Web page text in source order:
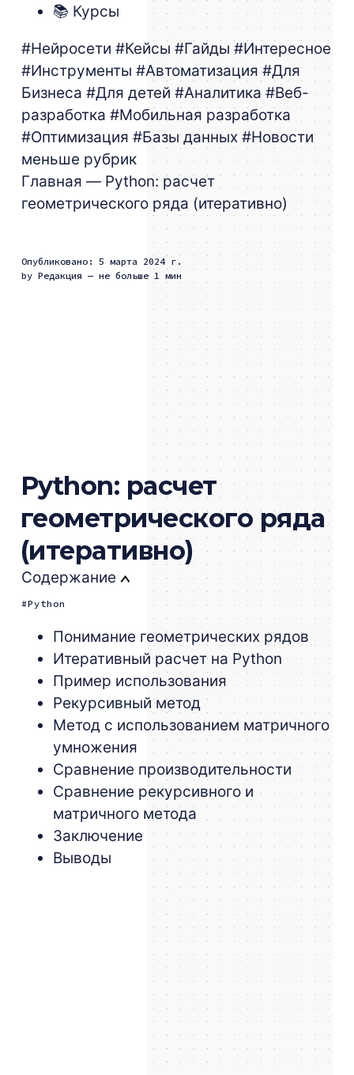
📚 Курсы
#Нейросети #Кейсы #Гайды #Интересное
#Инструменты #Автоматизация #Для
Бизнеса #Для детей #Аналитика #Веб-
разработка #Мобильная разработка
#Оптимизация #Базы данных #Новости
меньше рубрик
Главная — Python: расчет
геометрического ряда (итеративно)
Опубликовано: 5 марта 2024 г.
by Редакция — не больше 1 мин
Python: расчет
геометрического ряда
(итеративно)
Содержание
Python
Понимание геометрических рядов
Итеративный расчет на Python
Пример использования
Рекурсивный метод
Метод с использованием матричного
умножения
Сравнение производительности
Сравнение рекурсивного и
матричного метода
Заключение
Выводы